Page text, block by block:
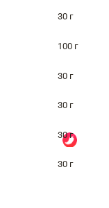
30 г
100 г
30 г
30 г
30 г
30 г